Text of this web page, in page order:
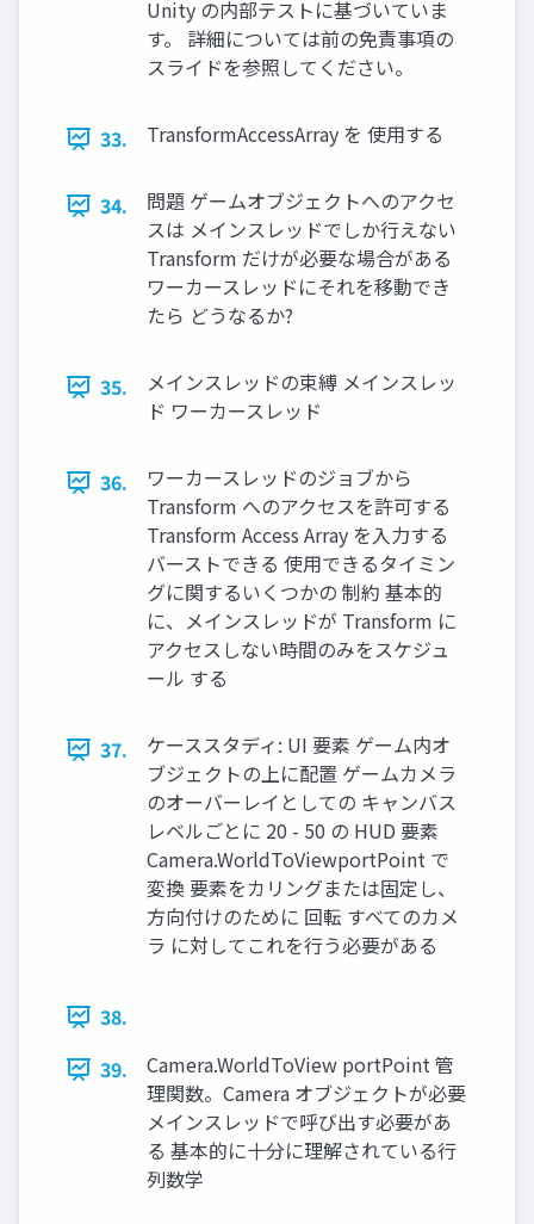
Unity の内部テストに基づいていま
す。 詳細については前の免責事項の
スライドを参照してください。
33. TransformAccessArray を 使用する
34.
問題 ゲームオブジェクトへのアクセ
スは メインスレッドでしか行えない
Transform だけが必要な場合がある
ワーカースレッドにそれを移動でき
たら どうなるか?
35.
メインスレッドの束縛 メインスレッ
ド ワーカースレッド
36.
ワーカースレッドのジョブから
Transform へのアクセスを許可する
Transform Access Array を入力する
バーストできる 使用できるタイミン
グに関するいくつかの 制約 基本的
に、メインスレッドが Transform に
アクセスしない時間のみをスケジュ
ール する
37.
ケーススタディ: UI 要素 ゲーム内オ
ブジェクトの上に配置 ゲームカメラ
のオーバーレイとしての キャンバス
レベルごとに 20 - 50 の HUD 要素
Camera.WorldToViewportPoint で
変換 要素をカリングまたは固定し、
方向付けのために 回転 すべてのカメ
ラ に対してこれを行う必要がある
38.
39.
Camera.WorldToView portPoint 管
理関数。Camera オブジェクトが必要
メインスレッドで呼び出す必要があ
る 基本的に十分に理解されている行
列数学